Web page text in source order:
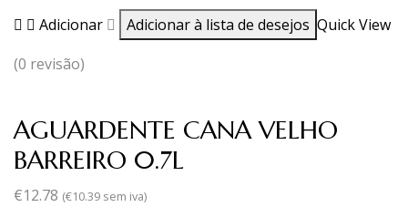
Adicionar Adicionar à lista de desejos Quick View
(0 revisão)
AGUARDENTE CANA VELHO
BARREIRO 0.7L
€12.78 (€10.39 sem iva)